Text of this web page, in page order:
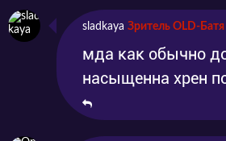
sladkaya Зритель OLD-Батя
мда как обычно
насыщенна хрен